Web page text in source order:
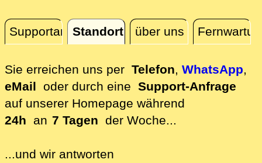
SupportanfrageStandort über uns
Standort
Sie erreichen uns per Telefon, WhatsApp,
eMail oder durch eine Support-Anfrage
auf unserer Homepage während
24h an 7 Tagen der Woche...
...und wir antworten